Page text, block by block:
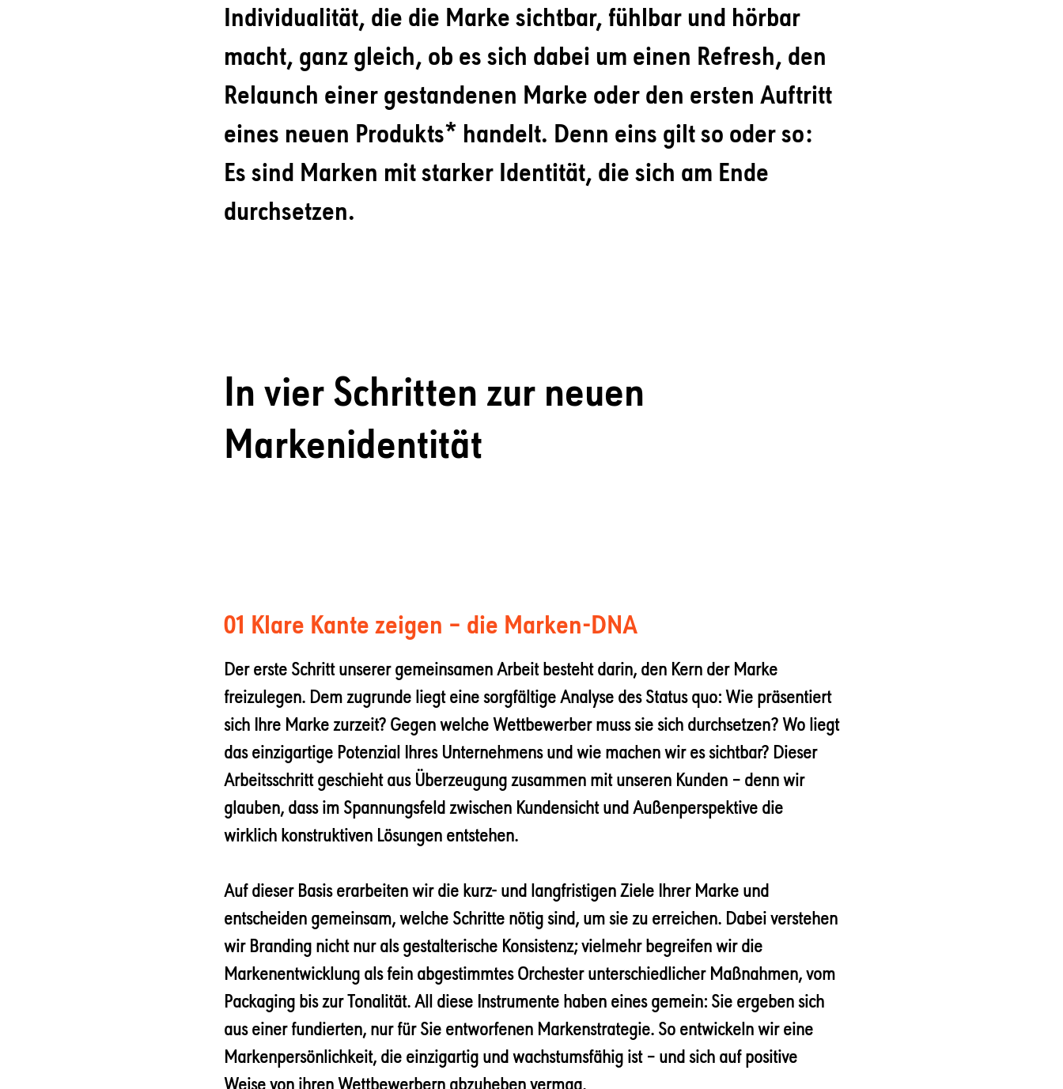
Individualität, die die Marke sichtbar, fühlbar und hörbar
macht, ganz gleich, ob es sich dabei um einen Refresh, den
Relaunch einer gestandenen Marke oder den ersten Auftritt
eines neuen Produkts* handelt. Denn eins gilt so oder so:
Es sind Marken mit starker Identität, die sich am Ende
durchsetzen.
In vier Schritten zur neuen
Markenidentität
01 Klare Kante zeigen – die Marken-DNA
Der erste Schritt unserer gemeinsamen Arbeit besteht darin, den Kern der Marke
freizulegen. Dem zugrunde liegt eine sorgfältige Analyse des Status quo: Wie präsentiert
sich Ihre Marke zurzeit? Gegen welche Wettbewerber muss sie sich durchsetzen? Wo liegt
das einzigartige Potenzial Ihres Unternehmens und wie machen wir es sichtbar? Dieser
Arbeitsschritt geschieht aus Überzeugung zusammen mit unseren Kunden – denn wir
glauben, dass im Spannungsfeld zwischen Kundensicht und Außenperspektive die
wirklich konstruktiven Lösungen entstehen.
Auf dieser Basis erarbeiten wir die kurz- und langfristigen Ziele Ihrer Marke und
entscheiden gemeinsam, welche Schritte nötig sind, um sie zu erreichen. Dabei verstehen
wir Branding nicht nur als gestalterische Konsistenz; vielmehr begreifen wir die
Markenentwicklung als fein abgestimmtes Orchester unterschiedlicher Maßnahmen, vom
Packaging bis zur Tonalität. All diese Instrumente haben eines gemein: Sie ergeben sich
aus einer fundierten, nur für Sie entworfenen Markenstrategie. So entwickeln wir eine
Markenpersönlichkeit, die einzigartig und wachstumsfähig ist – und sich auf positive
Weise von ihren Wettbewerbern abzuheben vermag.